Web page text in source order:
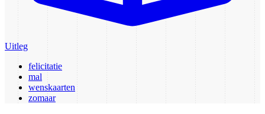
Uitleg
felicitatie
mal
wenskaarten
zomaar